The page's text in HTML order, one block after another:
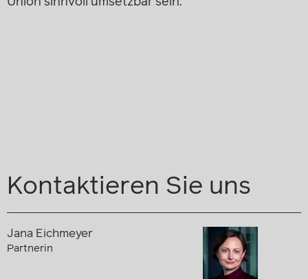
Kontaktieren Sie uns
Jana Eichmeyer
Partnerin